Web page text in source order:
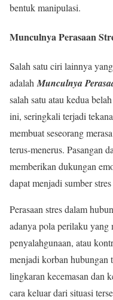
bentuk manipulasi.
Munculnya Perasaan
Salah satu ciri lainnya
adalahMunculnya
salah satu atau kedua
ini, seringkali terjadi
membuat seseorang
terus-menerus. Pasangan
memberikan dukungan
dapat menjadi sumber
Perasaan stres dalam
adanya pola perilaku yang
penyalahgunaan, atau
menjadi korban hubungan
lingkaran kecemasan dan
cara keluar dari situasi